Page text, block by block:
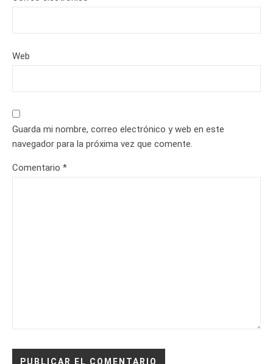
Web
Guarda mi nombre, correo electrónico y web en este
navegador para la próxima vez que comente.
Comentario *